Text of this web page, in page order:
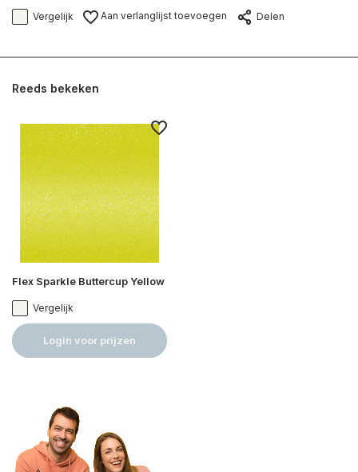
Vergelijk Aan verlanglijst toevoegen Delen
Reeds bekeken
Flex Sparkle Buttercup Yellow
Vergelijk
Login voor prijzen